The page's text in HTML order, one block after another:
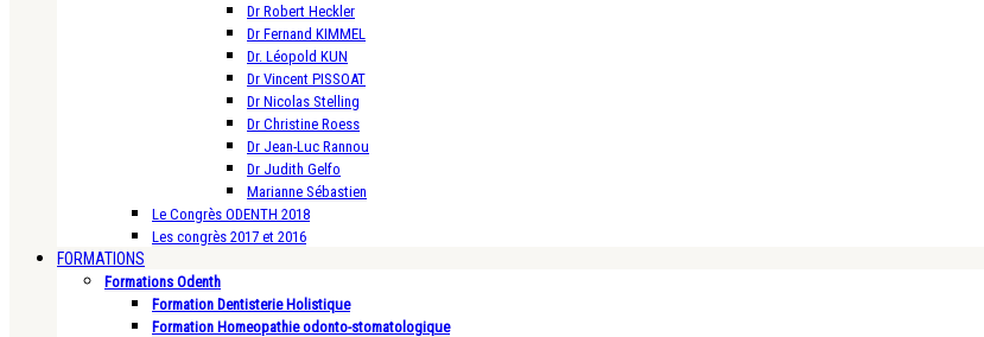
Dr Robert Heckler
Dr Fernand KIMMEL
Dr. Léopold KUN
Dr Vincent PISSOAT
Dr Nicolas Stelling
Dr Christine Roess
Dr Jean-Luc Rannou
Dr Judith Gelfo
Marianne Sébastien
Le Congrès ODENTH 2018
Les congrès 2017 et 2016
FORMATIONS
Formations Odenth
Formation Dentisterie Holistique
Formation Homeopathie odonto-stomatologique